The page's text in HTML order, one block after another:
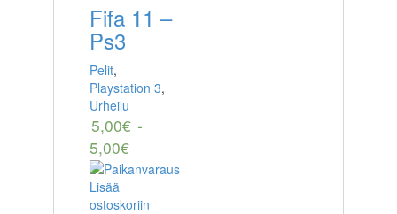
Fifa 11 –
Ps3
Pelit,
Playstation 3,
Urheilu
5,00€ -
5,00€
Lisää
ostoskoriin